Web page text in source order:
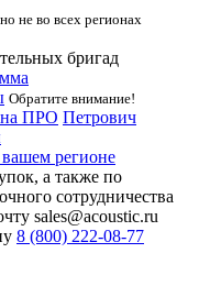
не во всех регионах
бригад
Обратите внимание!
ПРО Петрович
регионе
а также по
сотрудничества
sales@acoustic.ru
8 (800) 222-08-77